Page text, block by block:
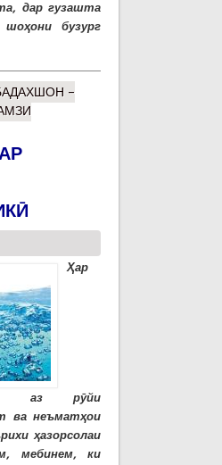
дар гузашта
бузург
–
Ҳар
аз рӯйи
ва неъматҳои
ҳазорсолаи
мебинем, ки